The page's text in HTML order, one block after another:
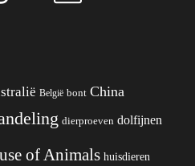
België bont China
dierproeven dolfijnen
of Animals huisdieren